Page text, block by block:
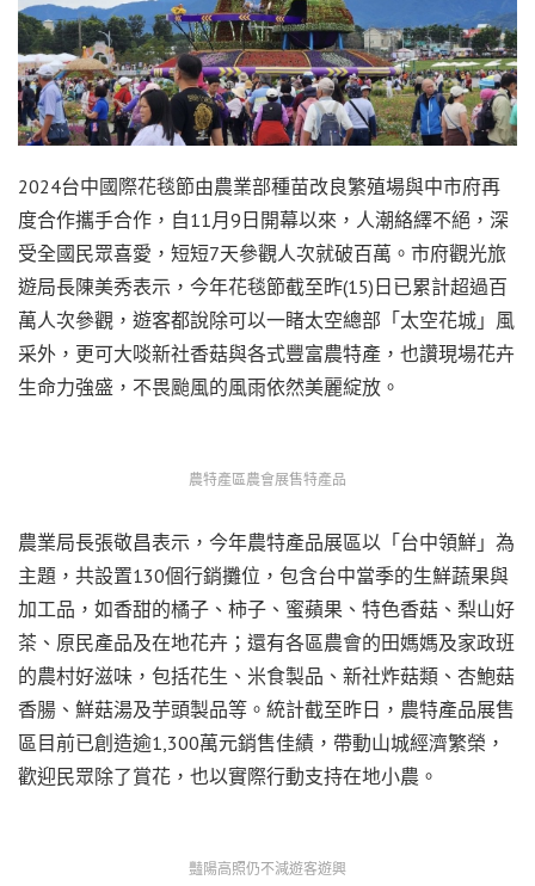
2024台中國際花毯節由農業部種苗改良繁殖場與中市府再
度合作攜手合作，自11月9日開幕以來，人潮絡繹不絕，深
受全國民眾喜愛，短短7天參觀人次就破百萬。市府觀光旅
遊局長陳美秀表示，今年花毯節截至昨(15)日已累計超過百
萬人次參觀，遊客都說除可以一睹太空總部「太空花城」風
采外，更可大啖新社香菇與各式豐富農特產，也讚現場花卉
生命力強盛，不畏颱風的風雨依然美麗綻放。
農特產區農會展售特產品
農業局長張敬昌表示，今年農特產品展區以「台中領鮮」為
主題，共設置130個行銷攤位，包含台中當季的生鮮蔬果與
加工品，如香甜的橘子、柿子、蜜蘋果、特色香菇、梨山好
茶、原民產品及在地花卉；還有各區農會的田媽媽及家政班
的農村好滋味，包括花生、米食製品、新社炸菇類、杏鮑菇
香腸、鮮菇湯及芋頭製品等。統計截至昨日，農特產品展售
區目前已創造逾1,300萬元銷售佳績，帶動山城經濟繁榮，
歡迎民眾除了賞花，也以實際行動支持在地小農。
豔陽高照仍不減遊客遊興